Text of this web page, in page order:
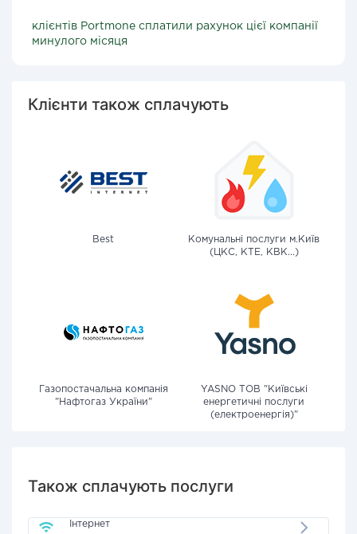
клієнтів Portmone сплатили рахунок цієї компанії
минулого місяця
Клієнти також сплачують
Best
Комунальні послуги м.Київ
(ЦКС, КТЕ, КВК...)
Газопостачальна компанія
"Нафтогаз України"
YASNO ТОВ "Київські
енергетичні послуги
(електроенергія)"
Також сплачують послуги
Інтернет